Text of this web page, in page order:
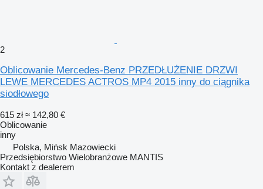
2
Oblicowanie Mercedes-Benz PRZEDŁUŻENIE DRZWI
LEWE MERCEDES ACTROS MP4 2015 inny do ciągnika
siodłowego
615 zł ≈ 142,80 €
Oblicowanie
inny
Polska, Mińsk Mazowiecki
Przedsiębiorstwo Wielobranżowe MANTIS
Kontakt z dealerem